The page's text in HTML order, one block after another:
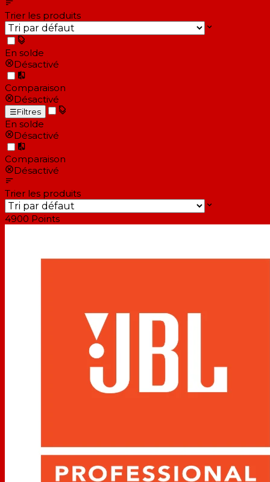
Trier les produits
En solde
Désactivé
Comparaison
Désactivé
☰Filtres
En solde
Désactivé
Comparaison
Désactivé
Trier les produits
4900 Points